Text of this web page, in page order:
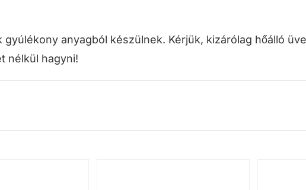
anyagból készülnek. Kérjük, kizárólag hőálló
nélkül hagyni!